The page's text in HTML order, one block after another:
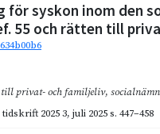
för syskon inom den
55 och rätten till
privat- och familjeliv,
2025 3, juli 2025s. 447–458